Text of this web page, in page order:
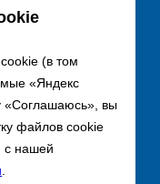
(в том
«Яндекс
«Соглашаюсь», вы
файлов cookie
с нашей
.
13
сайта